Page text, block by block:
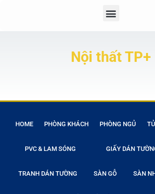
Nội thất TP+
HOME PHÒNG KHÁCH PHÒNG NGỦ
PVC & LAM SÓNG GIẤY DÁN
TRANH DÁN TƯỜNG SÀN GỖ SÀN